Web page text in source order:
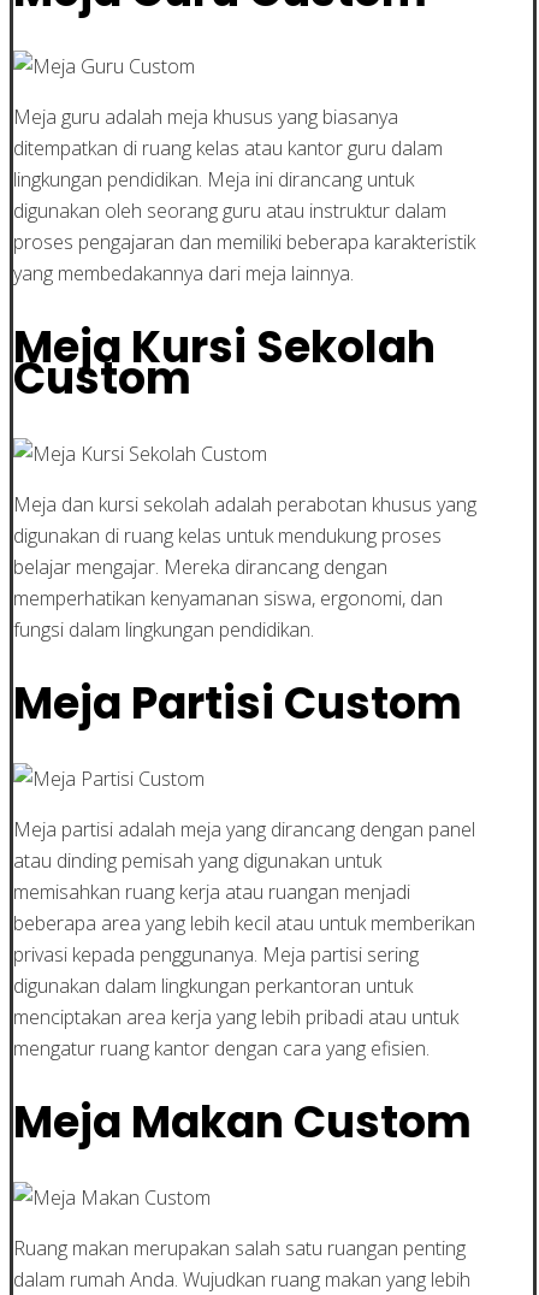
Meja guru adalah meja khusus yang biasanya
ditempatkan di ruang kelas atau kantor guru dalam
lingkungan pendidikan. Meja ini dirancang untuk
digunakan oleh seorang guru atau instruktur dalam
proses pengajaran dan memiliki beberapa karakteristik
yang membedakannya dari meja lainnya.
Meja Kursi Sekolah
Custom
Meja dan kursi sekolah adalah perabotan khusus yang
digunakan di ruang kelas untuk mendukung proses
belajar mengajar. Mereka dirancang dengan
memperhatikan kenyamanan siswa, ergonomi, dan
fungsi dalam lingkungan pendidikan.
Meja Partisi Custom
Meja partisi adalah meja yang dirancang dengan panel
atau dinding pemisah yang digunakan untuk
memisahkan ruang kerja atau ruangan menjadi
beberapa area yang lebih kecil atau untuk memberikan
privasi kepada penggunanya. Meja partisi sering
digunakan dalam lingkungan perkantoran untuk
menciptakan area kerja yang lebih pribadi atau untuk
mengatur ruang kantor dengan cara yang efisien.
Meja Makan Custom
Ruang makan merupakan salah satu ruangan penting
dalam rumah Anda. Wujudkan ruang makan yang lebih